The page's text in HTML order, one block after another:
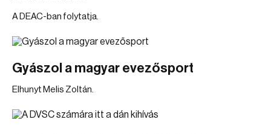
A DEAC-ban folytatja.
Gyászol a magyar evezősport
Elhunyt Melis Zoltán.